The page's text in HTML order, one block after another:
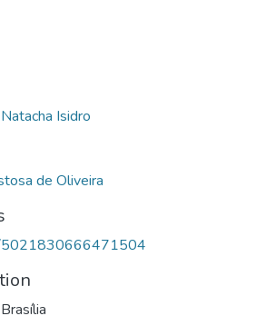
Isidro
de Oliveira
5021830666471504